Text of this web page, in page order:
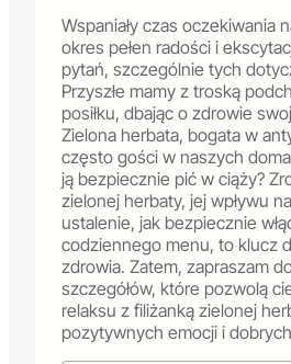
Wspaniały czas oczekiwania
okres pełen radości i
pytań, szczególnie tych
Przyszłe mamy z troską
posiłku, dbając o zdrowie
Zielona herbata, bogata w
często gości w naszych
ją bezpiecznie pić w ciąży?
zielonej herbaty, jej wpływu
ustalenie, jak bezpiecznie
codziennego menu, to klucz
zdrowia. Zatem, zapraszam
szczegółów, które pozwolą
relaksu z filiżanką zielonej
pozytywnych emocji i